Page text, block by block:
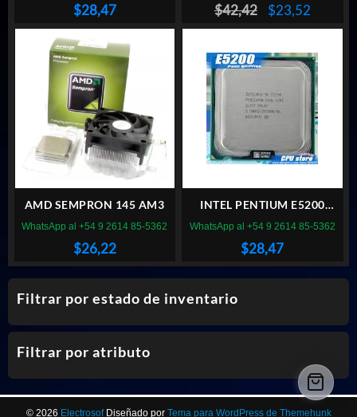
Filtrar por estado de inventario
Filtrar por atributo
$28,47 $42,42
El
precio
era:
$42,42.
$23,52El
precio
es:
$23,52.
AMD SEMPRON 145 AM3
$26,22
WhatsApp al +54 9 2614 85-5362
INTEL PENTIUM E5200
SOCKET 775
$28,47
WhatsApp al +54 9 2614 85-5362
© 2026 Electrosof Diseñado por Tema para WordPress de Themehunk